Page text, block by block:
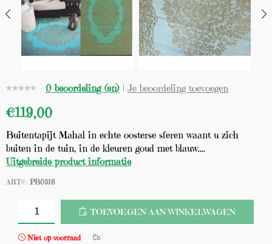
0 beoordeling (en) | Je beoordeling toevoegen
€119,00
Buitentapijt Mahal in echte oosterse sferen waant u zich
buiten in de tuin, in de kleuren goud met blauw....
Uitgebreide product informatie
ART#: PB0516
TOEVOEGEN AAN WINKELWAGEN
Niet op voorraad